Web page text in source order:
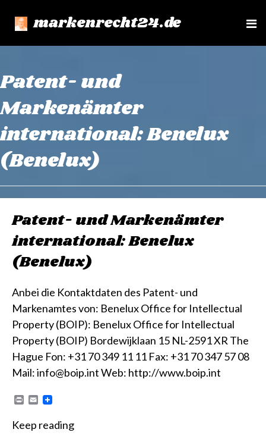
markenrecht24.de
e
Patent- und
Markenämter
international: Benelux
(Benelux)
Patent- und Markenämter
international: Benelux
(Benelux)
Anbei die Kontaktdaten des Patent- und
Markenamtes von: Benelux Office for Intellectual
Property (BOIP): Benelux Office for Intellectual
Property (BOIP) Bordewijklaan 15 NL-2591 XR The
Hague Fon: +31 70 349 11 11 Fax: +31 70 347 57 08
Mail: info@boip.int Web: http://www.boip.int
n
E
i
Keep reading